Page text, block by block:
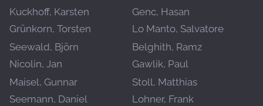
Kuckhoff, Karsten
Grünkorn, Torsten
Genc, Hasan
Lo Manto, Salvatore
Seewald, Björn
Nicolin, Jan
Belghith, Ramz
Gawlik, Paul
Maisel, Gunnar
Seemann, Daniel
Stoll, Matthias
Lohner, Frank